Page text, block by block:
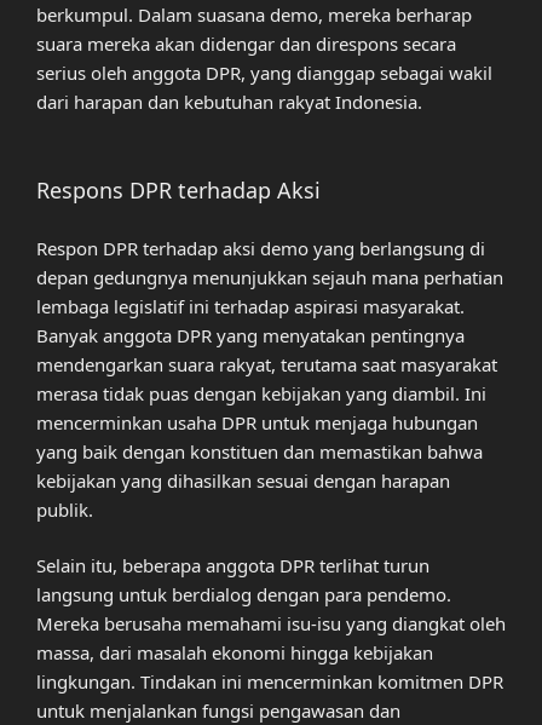
berkumpul. Dalam suasana demo, mereka berharap
suara mereka akan didengar dan direspons secara
serius oleh anggota DPR, yang dianggap sebagai wakil
dari harapan dan kebutuhan rakyat Indonesia.
Respons DPR terhadap Aksi
Respon DPR terhadap aksi demo yang berlangsung di
depan gedungnya menunjukkan sejauh mana perhatian
lembaga legislatif ini terhadap aspirasi masyarakat.
Banyak anggota DPR yang menyatakan pentingnya
mendengarkan suara rakyat, terutama saat masyarakat
merasa tidak puas dengan kebijakan yang diambil. Ini
mencerminkan usaha DPR untuk menjaga hubungan
yang baik dengan konstituen dan memastikan bahwa
kebijakan yang dihasilkan sesuai dengan harapan
publik.
Selain itu, beberapa anggota DPR terlihat turun
langsung untuk berdialog dengan para pendemo.
Mereka berusaha memahami isu-isu yang diangkat oleh
massa, dari masalah ekonomi hingga kebijakan
lingkungan. Tindakan ini mencerminkan komitmen DPR
untuk menjalankan fungsi pengawasan dan